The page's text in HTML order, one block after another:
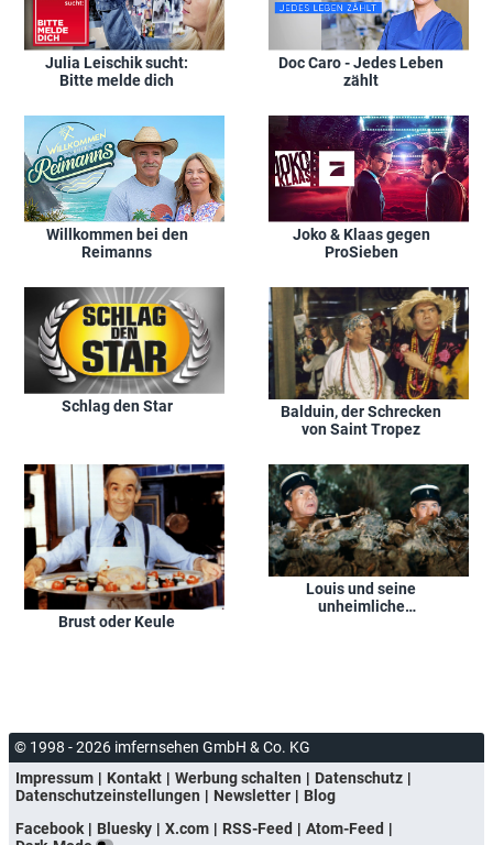
Julia Leischik sucht:
Bitte melde dich
Doc Caro - Jedes Leben
zählt
Willkommen bei den
Reimanns
Joko & Klaas gegen
ProSieben
Schlag den Star
Balduin, der Schrecken
von Saint Tropez
Brust oder Keule
Louis und seine
unheimliche
© 1998 - 2026 imfernsehen GmbH & Co. KG
Impressum
Kontakt Werbung schalten
Datenschutz
Datenschutzeinstellungen
Newsletter
Blog
Facebook
Bluesky X.com RSS-Feed
Atom-Feed